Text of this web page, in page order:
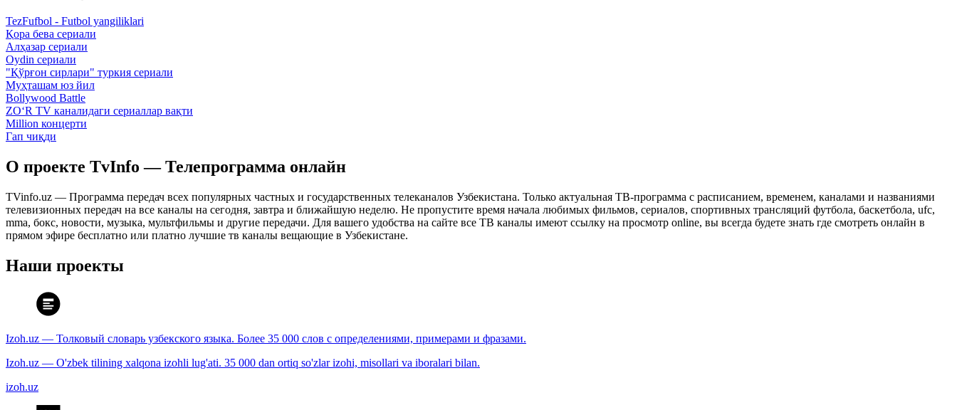
TezFufbol - Futbol yangiliklari
Қора бева сериали
Алҳазар сериали
Oydin сериали
"Қўрғон сирлари" туркия сериали
Муҳташам юз йил
Bollywood Battle
ZO‘R TV каналидаги сериаллар вақти
Million концерти
Гап чиқди
О проекте TvInfo — Телепрограмма онлайн
TVinfo.uz — Программа передач всех популярных частных и государственных телеканалов Узбекистана. Только актуальная ТВ-программа с расписанием, временем, каналами и названиями
телевизионных передач на все каналы на сегодня, завтра и ближайшую неделю. Не пропустите время начала любимых фильмов, сериалов, спортивных трансляций футбола, баскетбола, ufc,
mma, бокс, новости, музыка, мультфильмы и другие передачи. Для вашего удобства на сайте все ТВ каналы имеют ссылку на просмотр online, вы всегда будете знать где смотреть онлайн в
прямом эфире бесплатно или платно лучшие тв каналы вещающие в Узбекистане.
Наши проекты
Izoh.uz — Толковый словарь узбекского языка. Более 35 000 слов с определениями, примерами и фразами.
Izoh.uz — O'zbek tilining xalqona izohli lug'ati. 35 000 dan ortiq so'zlar izohi, misollari va iboralari bilan.
izoh.uz